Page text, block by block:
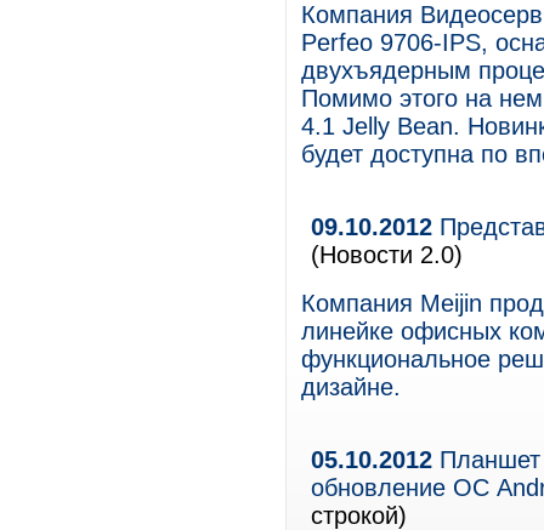
Компания
Perfeo 9706-IPS,
двухъядерным
Помимо этого на
4.1 Jelly Bean.
будет доступна по
09.10.2012
(Новости 2.0)
Компания Meijin
линейке офисных
функциональное
дизайне.
05.10.2012 Планшет
обновление ОС
строкой)